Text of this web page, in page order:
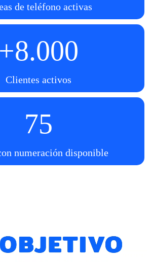
de teléfono activas
+8.000
Clientes activos
75
numeración disponible